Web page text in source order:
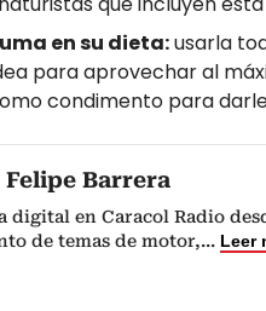
en su dieta:usarla
para aprovechar al
condimento para
Barrera
digital en Caracol Radio
de temas de motor,... Leer